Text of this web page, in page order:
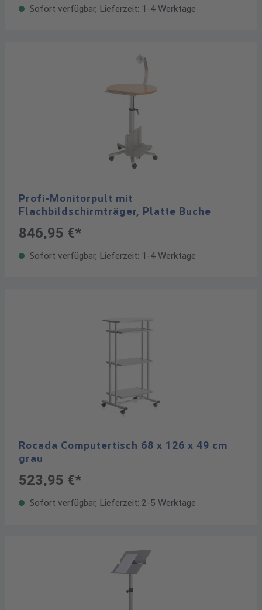
Sofort verfügbar, Lieferzeit: 1-4 Werktage
Profi-Monitorpult mit
Flachbildschirmträger, Platte Buche
846,95 €*
Sofort verfügbar, Lieferzeit: 1-4 Werktage
Rocada Computertisch 68 x 126 x 49 cm
grau
523,95 €*
Sofort verfügbar, Lieferzeit: 2-5 Werktage